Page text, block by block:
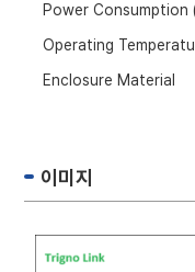
Power Consumption
Operating
Enclosure Material
이미지